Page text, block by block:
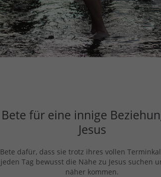
Bete für eine innige
Jesus
Bete dafür, dass sie trotz ihres vollen
jeden Tag bewusst die Nähe zu Jesus suchen
näher kommen.